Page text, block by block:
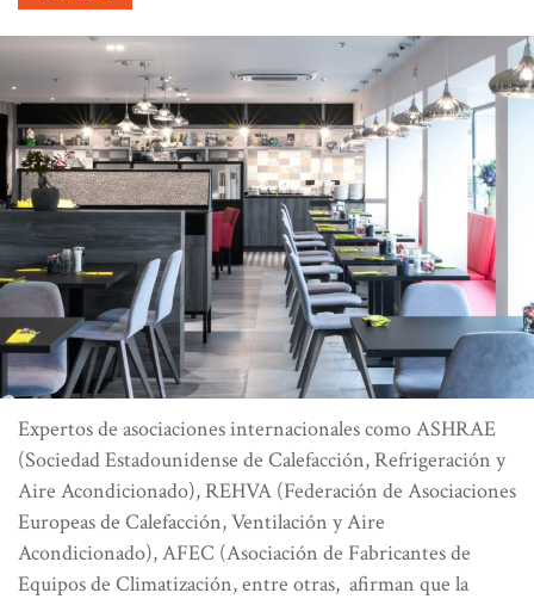
Expertos de asociaciones internacionales como ASHRAE
(Sociedad Estadounidense de Calefacción, Refrigeración y
Aire Acondicionado), REHVA (Federación de Asociaciones
Europeas de Calefacción, Ventilación y Aire
Acondicionado), AFEC (Asociación de Fabricantes de
Equipos de Climatización, entre otras, afirman que la